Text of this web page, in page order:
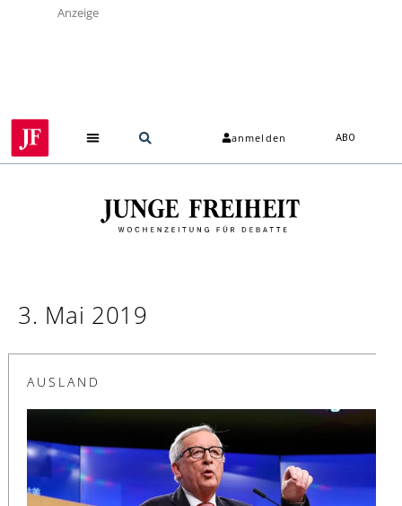
Anzeige
anmelden ABO
3. Mai 2019
AUSLAND